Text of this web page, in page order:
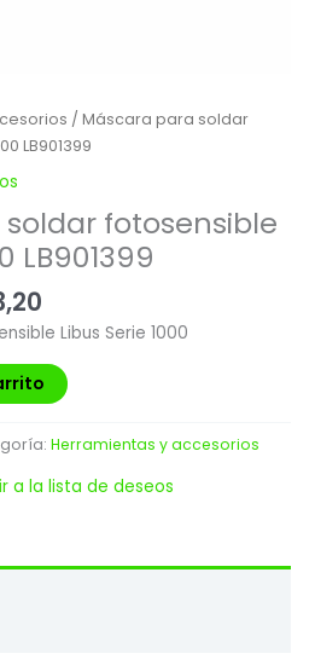
/ Máscara para soldar
LB901399
fotosensible
LB901399
Libus Serie 1000
Herramientas y accesorios
a la lista de deseos